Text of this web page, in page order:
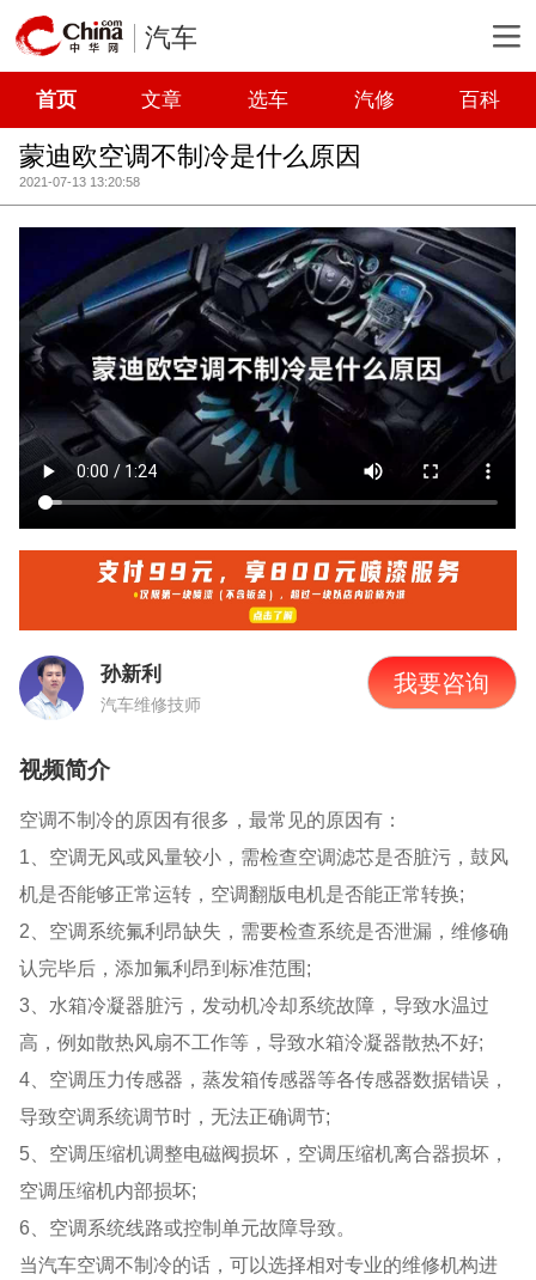
汽车
首页 文章 选车 汽修 百科
蒙迪欧空调不制冷是什么原因
2021-07-13 13:20:58
孙新利
汽车维修技师
我要咨询
视频简介
空调不制冷的原因有很多，最常见的原因有：
1、空调无风或风量较小，需检查空调滤芯是否脏污，鼓风
机是否能够正常运转，空调翻版电机是否能正常转换;
2、空调系统氟利昂缺失，需要检查系统是否泄漏，维修确
认完毕后，添加氟利昂到标准范围;
3、水箱冷凝器脏污，发动机冷却系统故障，导致水温过
高，例如散热风扇不工作等，导致水箱泠凝器散热不好;
4、空调压力传感器，蒸发箱传感器等各传感器数据错误，
导致空调系统调节时，无法正确调节;
5、空调压缩机调整电磁阀损坏，空调压缩机离合器损坏，
空调压缩机内部损坏;
6、空调系统线路或控制单元故障导致。
当汽车空调不制冷的话，可以选择相对专业的维修机构进